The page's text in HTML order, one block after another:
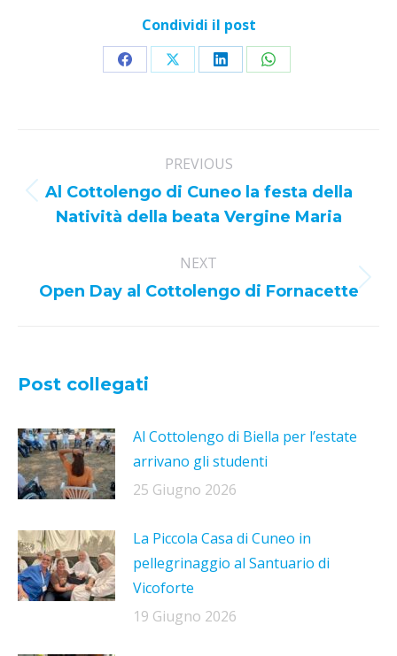
Condividi il post
Share Share Share Share
navigation
PREVIOUS
Previous
post:
Al Cottolengo di Cuneo la festa della
Natività della beata Vergine Maria
NEXT
Next
Open Day al Cottolengo di Fornacette
Post collegati
Al Cottolengo di Biella per l’estate
arrivano gli studenti
25 Giugno 2026
La Piccola Casa di Cuneo in
pellegrinaggio al Santuario di
Vicoforte
19 Giugno 2026